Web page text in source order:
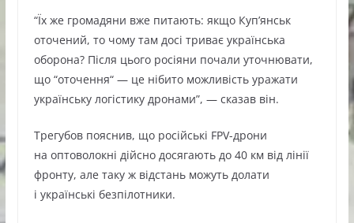
“Їх же громадяни вже питають: якщо Куп’янськ
оточений, то чому там досі триває українська
оборона? Після цього росіяни почали уточнювати,
що “оточення“ — це нібито можливість уражати
українську логістику дронами”, — сказав він.
Трегубов пояснив, що російські FPV-дрони
на оптоволокні дійсно досягають до 40 км від лінії
фронту, але таку ж відстань можуть долати
і українські безпілотники.